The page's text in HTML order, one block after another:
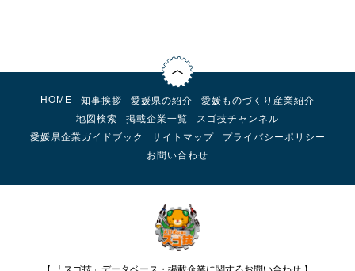
HOME 知事挨拶 愛媛県の紹介
愛媛ものづくり産業紹介
地図検索
掲載企業一覧
スゴ技チャンネル
愛媛県企業ガイドブック
サイトマップ
プライバシーポリシー
お問い合わせ